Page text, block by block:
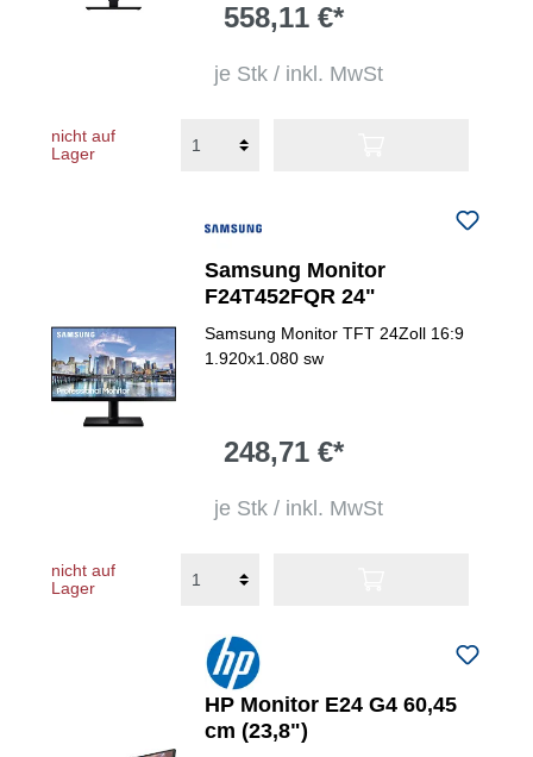
558,11 €*
je Stk / inkl. MwSt
nicht auf
Lager
Samsung Monitor
F24T452FQR 24"
Samsung Monitor TFT 24Zoll 16:9
1.920x1.080 sw
248,71 €*
je Stk / inkl. MwSt
nicht auf
Lager
HP Monitor E24 G4 60,45
cm (23,8")